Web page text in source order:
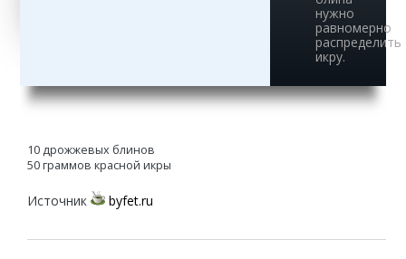
нужно
равномерно
распределить
икру.
10 дрожжевых блинов
50 граммов красной икры
Источник byfet.ru